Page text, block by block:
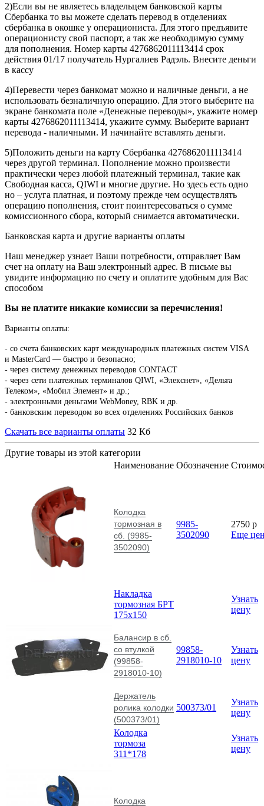
2)Если вы не являетесь владельцем банковской карты
Сбербанка то вы можете сделать перевод в отделениях
сбербанка в окошке у операциониста. Для этого предъявите
операционисту свой паспорт, а так же необходимую сумму
для пополнения. Номер карты 4276862011113414 срок
действия 01/17 получатель Нургалиев Радэль. Внесите деньги
в кассу
4)Перевести через банкомат можно и наличные деньги, а не
использовать безналичную операцию. Для этого выберите на
экране банкомата поле «Денежные переводы», укажите номер
карты 4276862011113414, укажите сумму. Выберите вариант
перевода - наличными. И начинайте вставлять деньги.
5)Положить деньги на карту Сбербанка 4276862011113414
через другой терминал. Пополнение можно произвести
практически через любой платежный терминал, такие как
Свободная касса, QIWI и многие другие. Но здесь есть одно
но – услуга платная, и поэтому прежде чем осуществлять
операцию пополнения, стоит поинтересоваться о сумме
комиссионного сбора, который снимается автоматически.
Банковская карта и другие варианты оплаты
Наш менеджер узнает Ваши потребности, отправляет Вам
счет на оплату на Ваш электронный адрес. В письме вы
увидите информацию по счету и оплатите удобным для Вас
способом
Вы не платите никакие комиссии за перечисления!
Варианты оплаты:
- со счета банковских карт международных платежных систем VISA
и MasterCard — быстро и безопасно;
- через систему денежных переводов CONTACT
- через сети платежных терминалов QIWI, «Элекснет», «Дельта
Телеком», «Мобил Элемент» и др.;
- электронными деньгами WebMoney, RBK и др.
- банковским переводом во всех отделениях Российских банков
Скачать все варианты оплаты 32 Кб
Другие товары из этой категории
Наименование Обозначение
Колодка
тормозная в
сб. (9985-
3502090)
9985-
3502090
2750 p
Еще
Накладка
тормозная БРТ
175х150
Узнать
цену
Балансир в сб.
со втулкой
(99858-
2918010-10)
99858-
2918010-10
Узнать
цену
Держатель
ролика колодки
(500373/01)
500373/01
Узнать
цену
Колодка
тормоза
311*178
Узнать
цену
Колодка